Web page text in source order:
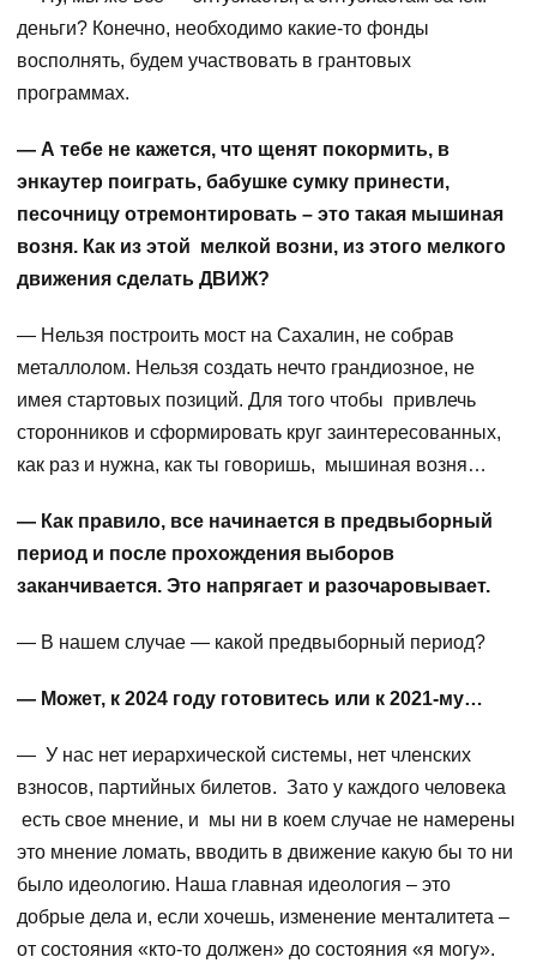
деньги? Конечно, необходимо какие-то фонды
восполнять, будем участвовать в грантовых
программах.
— А тебе не кажется, что щенят покормить, в
энкаутер поиграть, бабушке сумку принести,
песочницу отремонтировать – это такая мышиная
возня. Как из этой мелкой возни, из этого мелкого
движения сделать ДВИЖ?
— Нельзя построить мост на Сахалин, не собрав
металлолом. Нельзя создать нечто грандиозное, не
имея стартовых позиций. Для того чтобы привлечь
сторонников и сформировать круг заинтересованных,
как раз и нужна, как ты говоришь, мышиная возня…
— Как правило, все начинается в предвыборный
период и после прохождения выборов
заканчивается. Это напрягает и разочаровывает.
— В нашем случае — какой предвыборный период?
— Может, к 2024 году готовитесь или к 2021-му…
— У нас нет иерархической системы, нет членских
взносов, партийных билетов. Зато у каждого человека
есть свое мнение, и мы ни в коем случае не намерены
это мнение ломать, вводить в движение какую бы то ни
было идеологию. Наша главная идеология – это
добрые дела и, если хочешь, изменение менталитета –
от состояния «кто-то должен» до состояния «я могу».